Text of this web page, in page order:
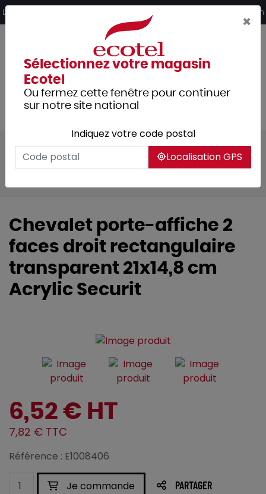
Livraison offerte dès 249€ HT d’achat et retrait 2h en magasin
Tous les produits
Arts de la table
Accessoires de table
Signalétique
Chevalet porte-affiche 2
faces droit rectangulaire
transparent 21x14,8 cm
Acrylic Securit
6,52 € HT
7,82 € TTC
Référence : E1008406
Je commande PARTAGER
×
Sélectionnez votre magasin
Ecotel
Ou fermez cette fenêtre pour continuer
sur notre site national
Indiquez votre code postal
Localisation GPS
Panneau de gestion des cookies